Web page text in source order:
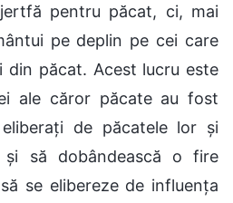
pentru păcat, ci, mai
pe deplin pe cei care
din păcat. Acest lucru este
ale căror păcate au fost
de păcatele lor și
să dobândească o fire
se elibereze de influența